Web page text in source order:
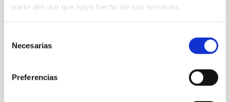
partir del uso que haya hecho de sus servicios.
Necesarias
Preferencias